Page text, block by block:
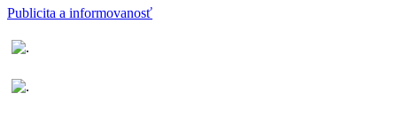
Publicita a informovanosť